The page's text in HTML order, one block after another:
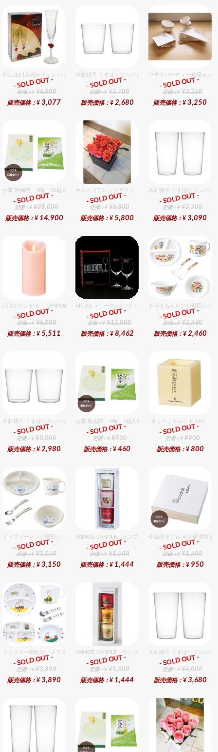
StoLzLe LauSitz（シュトルツル ラウンジッツ） アモーレ シャンパン レッド 2個入りセッ
ギフト
定価：¥ ¥6,000
販売価格：¥ 3,077
- SOLD OUT -
木村硝子 うすはりコンパクト270cc オールドグラスギフ
ギフト
定価：¥ ¥2,700
販売価格：¥ 2,680
- SOLD OUT -
ワサラパーティー角皿セッ
ギフト
定価：¥ ¥3,250
販売価格：¥ 3,250
- SOLD OUT -
お茶 静岡茶 40g 50箱入セット
ギフト
定価：¥ ¥25,000
販売価格：¥ 14,900
- SOLD OUT -
キューブアレンジギフト オレンジ
ギフト
定価：¥ ¥6,800
販売価格：¥ 5,800
- SOLD OUT -
木村硝子 うすはりコンパク
ギフト
定価：¥ ¥3,200
販売価格：¥ 3,090
- SOLD OUT -
LEDキャンドル LUMINARA（ルミナラ） ピンク ピラー3.5x7 ギフトボックス入り
ギフト
定価：¥ ¥6,000
販売価格：¥ 5,511
- SOLD OUT -
RIEDEL（リーデル） ヴィノム 15 キアンティ 2個入りセッ
ギフト
定価：¥ ¥12,000
販売価格：¥ 8,462
- SOLD OUT -
ドラえもんレンジ対応シリ
ギフト
定価：¥ ¥2,460
販売価格：¥ 2,460
- SOLD OUT -
木村硝子 うすはりコンパクト390cc オールドグラスギフトセット（2個入り）
ギフト
定価：¥ ¥3,000
販売価格：¥ 2,980
- SOLD OUT -
お茶 狭山茶 40g 1箱入セット
ギフト
定価：¥ ¥500
販売価格：¥ 460
- SOLD OUT -
キューブキャンドルM
ギフト
定価：¥ ¥900
販売価格：¥ 800
- SOLD OUT -
ミッフィーレンジ対応シリーズ セット販売商品です。
ギフト
定価：¥ ¥3,150
販売価格：¥ 3,150
- SOLD OUT -
YANKEE CANDLE サンプラー3個・ホルダーセット
ギフト
定価：¥ ¥1,500
販売価格：¥ 1,444
- SOLD OUT -
今治産タオル 今治産羽衣
ギフト
定価：¥ ¥1,500
販売価格：¥ 950
- SOLD OUT -
ミッフィー割れないメラミン食器セット セット販売商品です。
ギフト
定価：¥ ¥3,890
販売価格：¥ 3,890
- SOLD OUT -
YANKEE CANDLE サンプラー3個・ホルダーセット フル
ギフト
定価：¥ ¥1,500
販売価格：¥ 1,444
- SOLD OUT -
木村硝子 うすはりコンパク
ギフト
定価：¥ ¥4,000
販売価格：¥ 3,680
- SOLD OUT -